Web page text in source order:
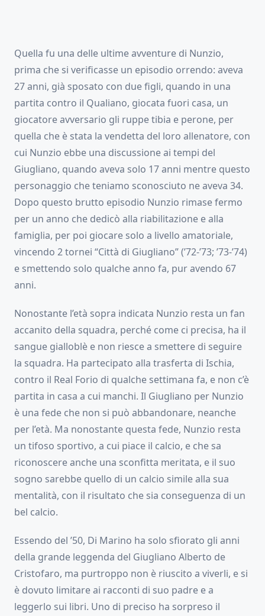
Quella fu una delle ultime avventure di Nunzio,
prima che si verificasse un episodio orrendo: aveva
27 anni, già sposato con due figli, quando in una
partita contro il Qualiano, giocata fuori casa, un
giocatore avversario gli ruppe tibia e perone, per
quella che è stata la vendetta del loro allenatore, con
cui Nunzio ebbe una discussione ai tempi del
Giugliano, quando aveva solo 17 anni mentre questo
personaggio che teniamo sconosciuto ne aveva 34.
Dopo questo brutto episodio Nunzio rimase fermo
per un anno che dedicò alla riabilitazione e alla
famiglia, per poi giocare solo a livello amatoriale,
vincendo 2 tornei “Città di Giugliano” (’72-’73; ’73-’74)
e smettendo solo qualche anno fa, pur avendo 67
anni.
Nonostante l’età sopra indicata Nunzio resta un fan
accanito della squadra, perché come ci precisa, ha il
sangue gialloblè e non riesce a smettere di seguire
la squadra. Ha partecipato alla trasferta di Ischia,
contro il Real Forio di qualche settimana fa, e non c’è
partita in casa a cui manchi. Il Giugliano per Nunzio
è una fede che non si può abbandonare, neanche
per l’età. Ma nonostante questa fede, Nunzio resta
un tifoso sportivo, a cui piace il calcio, e che sa
riconoscere anche una sconfitta meritata, e il suo
sogno sarebbe quello di un calcio simile alla sua
mentalità, con il risultato che sia conseguenza di un
bel calcio.
Essendo del ’50, Di Marino ha solo sfiorato gli anni
della grande leggenda del Giugliano Alberto de
Cristofaro, ma purtroppo non è riuscito a viverli, e si
è dovuto limitare ai racconti di suo padre e a
leggerlo sui libri. Uno di preciso ha sorpreso il